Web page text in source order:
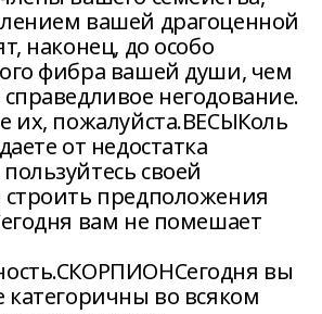
вашей драгоценной
наконец, до особо
фибра вашей души, чем
негодование.
их, пожалуйста.ВЕСЫКоль
от недостатка
своей
строить предположения
вам не помешает
вы
категоричны во всяком